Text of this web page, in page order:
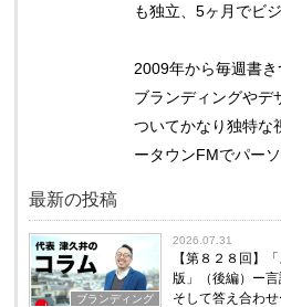
も独立、5ヶ月でビ
2009年から毎週書き
ブランディングやデ
ついてかなり独特な
ータウンFMでパー
最新の投稿
ブランディング
2026.07.31
【第８２８回】
版」（後編）ー
そして答え合わせ